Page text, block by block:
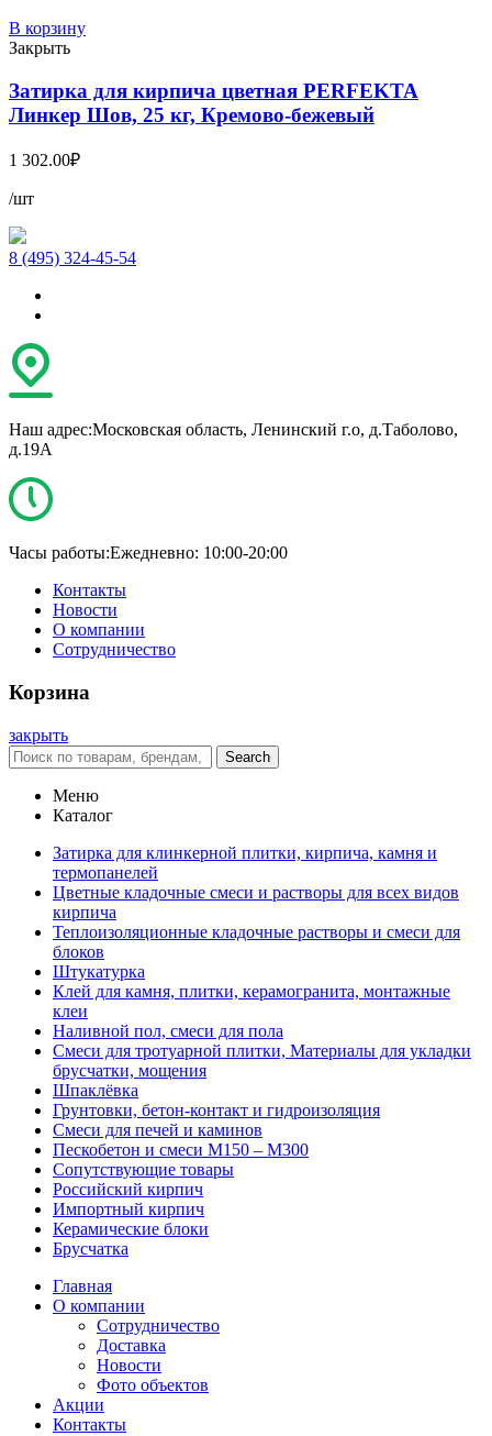
В корзину
Закрыть
Затирка для кирпича цветная PERFEKTA
Линкер Шов, 25 кг, Кремово-бежевый
1 302.00₽
/шт
8 (495) 324-45-54
Наш адрес:Московская область, Ленинский г.о, д.Таболово,
д.19А
Часы работы:Ежедневно: 10:00-20:00
Контакты
Новости
О компании
Сотрудничество
Корзина
закрыть
Search
Меню
Каталог
Затирка для клинкерной плитки, кирпича, камня и
термопанелей
Цветные кладочные смеси и растворы для всех видов
кирпича
Теплоизоляционные кладочные растворы и смеси для
блоков
Штукатурка
Клей для камня, плитки, керамогранита, монтажные
клеи
Наливной пол, смеси для пола
Смеси для тротуарной плитки, Материалы для укладки
брусчатки, мощения
Шпаклёвка
Грунтовки, бетон-контакт и гидроизоляция
Смеси для печей и каминов
Пескобетон и смеси М150 – М300
Сопутствующие товары
Российский кирпич
Импортный кирпич
Керамические блоки
Брусчатка
Главная
О компании
Сотрудничество
Доставка
Новости
Фото объектов
Акции
Контакты